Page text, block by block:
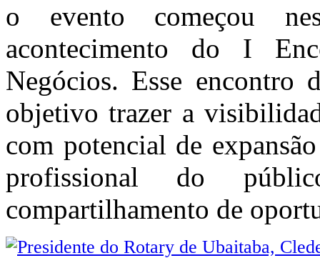
o evento começou
acontecimento do I
Negócios. Esse encontro
objetivo trazer a
com potencial de
profissional do
compartilhamento de